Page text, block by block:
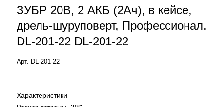
ЗУБР 20В, 2 АКБ (2Ач), в кейсе,
дрель-шуруповерт, Профессионал.
DL-201-22 DL-201-22
Арт. DL-201-22
Характеристики